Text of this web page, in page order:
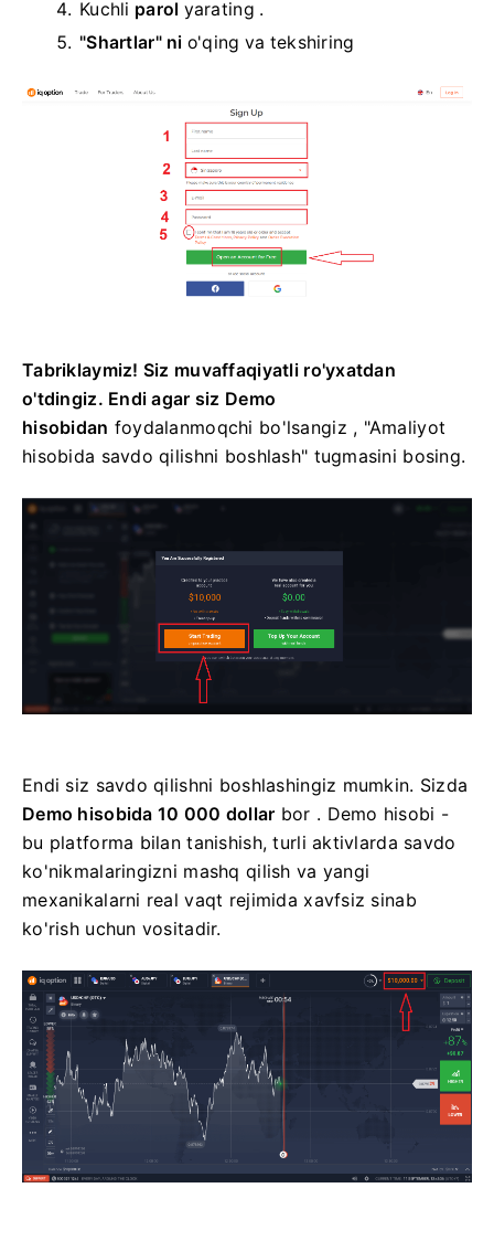
Kuchli parol yarating .
"Shartlar" ni o'qing va tekshiring
Tabriklaymiz! Siz muvaffaqiyatli ro'yxatdan
o'tdingiz. Endi agar siz Demo
hisobidan foydalanmoqchi bo'lsangiz , "Amaliyot
hisobida savdo qilishni boshlash" tugmasini bosing.
Endi siz savdo qilishni boshlashingiz mumkin. Sizda
Demo hisobida 10 000 dollar bor . Demo hisobi -
bu platforma bilan tanishish, turli aktivlarda savdo
ko'nikmalaringizni mashq qilish va yangi
mexanikalarni real vaqt rejimida xavfsiz sinab
ko'rish uchun vositadir.